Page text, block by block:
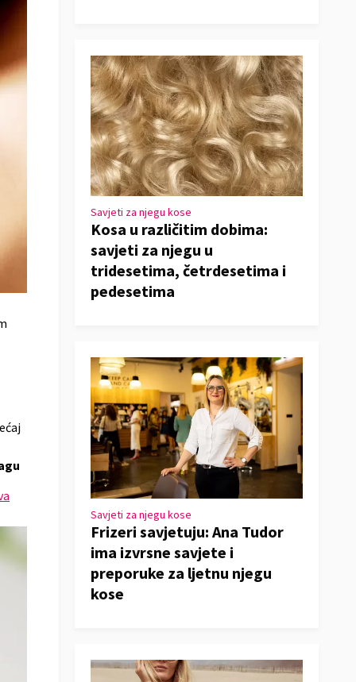
Savjeti za njegu kose
Kosa u različitim dobima:
savjeti za njegu u
tridesetima, četrdesetima i
pedesetima
Savjeti za njegu kose
Frizeri savjetuju: Ana Tudor
ima izvrsne savjete i
preporuke za ljetnu njegu
kose